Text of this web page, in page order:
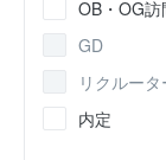
OB・OG訪
GD
リクルー
内定